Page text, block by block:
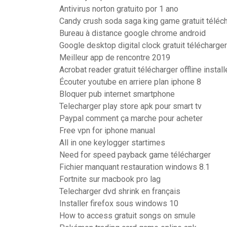
Antivirus norton gratuito por 1 ano
Candy crush soda saga king game gratuit
Bureau à distance google chrome android
Google desktop digital clock gratuit télécharger
Meilleur app de rencontre 2019
Acrobat reader gratuit télécharger offline
Écouter youtube en arriere plan iphone 8
Bloquer pub internet smartphone
Telecharger play store apk pour smart tv
Paypal comment ça marche pour acheter
Free vpn for iphone manual
All in one keylogger startimes
Need for speed payback game télécharger
Fichier manquant restauration windows 8.1
Fortnite sur macbook pro lag
Telecharger dvd shrink en français
Installer firefox sous windows 10
How to access gratuit songs on smule